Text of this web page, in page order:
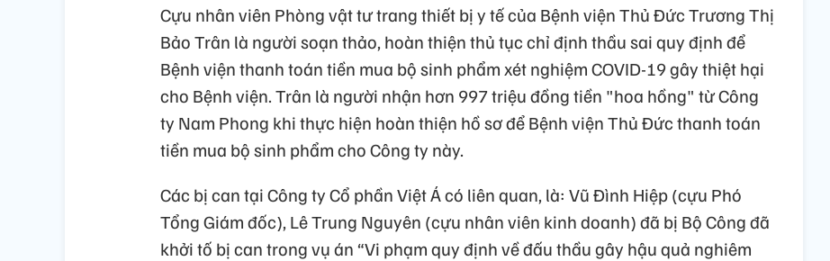
Cựu nhân viên Phòng vật tư trang thiết bị y tế của Bệnh viện Thủ Đức Trương Thị
Bảo Trân là người soạn thảo, hoàn thiện thủ tục chỉ định thầu sai quy định để
Bệnh viện thanh toán tiền mua bộ sinh phẩm xét nghiệm COVID-19 gây thiệt hại
cho Bệnh viện. Trân là người nhận hơn 997 triệu đồng tiền "hoa hồng" từ Công
ty Nam Phong khi thực hiện hoàn thiện hồ sơ để Bệnh viện Thủ Đức thanh toán
tiền mua bộ sinh phẩm cho Công ty này.
Các bị can tại Công ty Cổ phần Việt Á có liên quan, là: Vũ Đình Hiệp (cựu Phó
Tổng Giám đốc), Lê Trung Nguyên (cựu nhân viên kinh doanh) đã bị Bộ Công đã
khởi tố bị can trong vụ án “Vi phạm quy định về đấu thầu gây hậu quả nghiêm